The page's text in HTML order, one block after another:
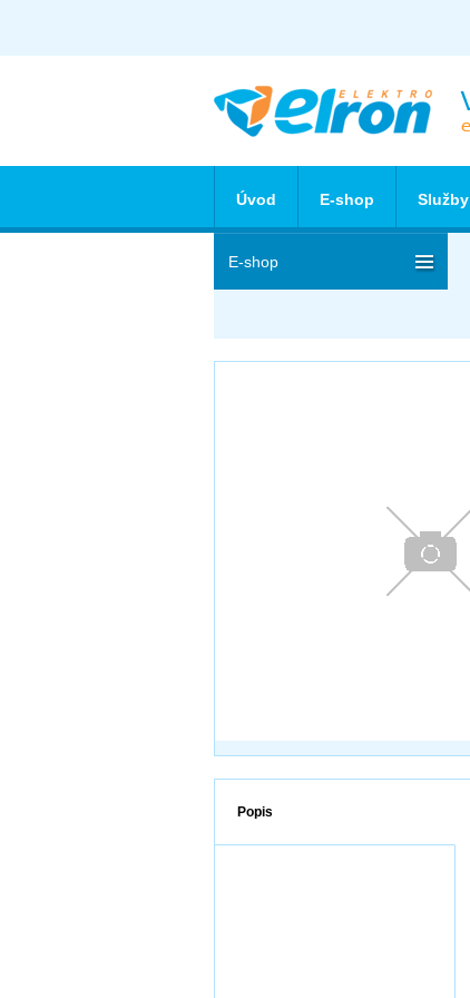
Popis
E-shop
Úvod E-shop Služby